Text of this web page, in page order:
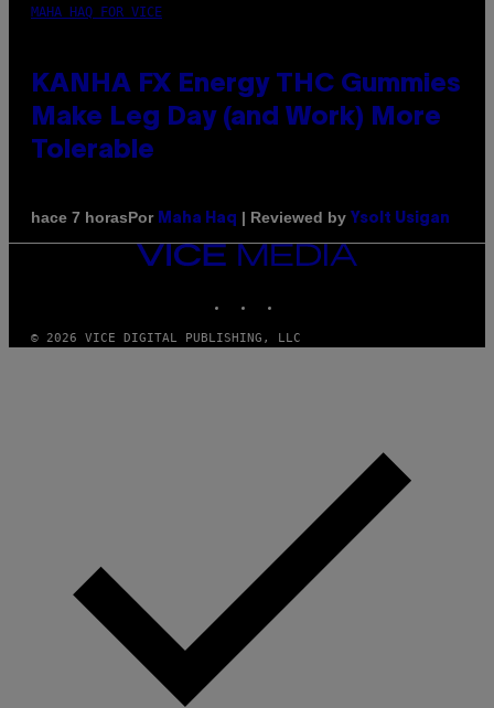
MAHA HAQ FOR VICE
KANHA FX Energy THC Gummies
Make Leg Day (and Work) More
Tolerable
hace 7 horasPor Maha Haq | Reviewed by Ysolt Usigan
VICE
MEDIA
© 2026 VICE DIGITAL PUBLISHING, LLC